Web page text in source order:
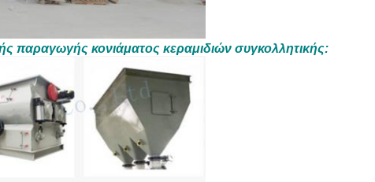
παραγωγής κονιάματος κεραμιδιών συγκολλητικής: